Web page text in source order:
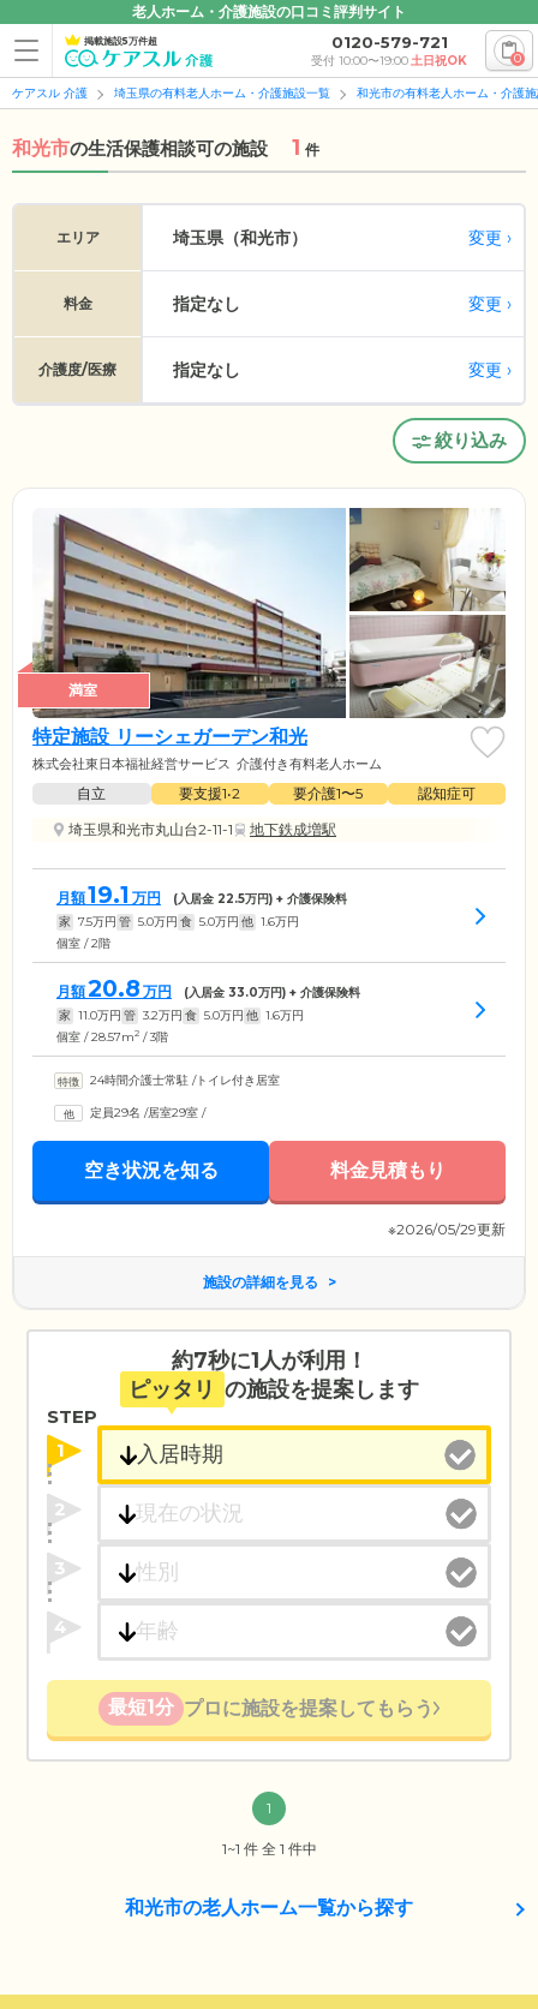
老人ホーム・介護施設の口コミ評判サイト
掲載施設5万件超 0120-579-721
受付 10:00〜19:00土日祝OK 0
ケアスル 介護 埼玉県の有料老人ホーム・介護施設一覧 和光市の有料老人ホーム・介護
和光市の生活保護相談可の施設 1 件
エリア 埼玉県（和光市） 変更
料金 指定なし 変更
介護度/医療 指定なし 変更
絞り込み
満室
特定施設 リーシェガーデン和光
株式会社東日本福祉経営サービス 介護付き有料老人ホーム
自立 要支援1•2 要介護1〜5
認知症可
埼玉県和光市丸山台2-11-1
地下鉄成増駅
月額19.1 万円 (入居金 22.5万円) + 介護保険料
家 7.5万円 管 5.0万円 食 5.0万円 他 1.6万円
個室 / 2階
月額20.8 万円 (入居金 33.0万円) + 介護保険料
家 11.0万円 管 3.2万円 食 5.0万円 他 1.6万円
個室 / 28.57m2 / 3階
24時間介護士常駐 /トイレ付き居室
定員29名 /居室29室 /
空き状況を知る 料金見積もり
※2026/05/29更新
施設の詳細を見る
約7秒に1人が利用！
ピッタリ の施設を提案します
STEP
1
2
3
4
最短1分 プロに施設を提案してもらう
1
1~1 件 全 1 件中
和光市の老人ホーム一覧から探す